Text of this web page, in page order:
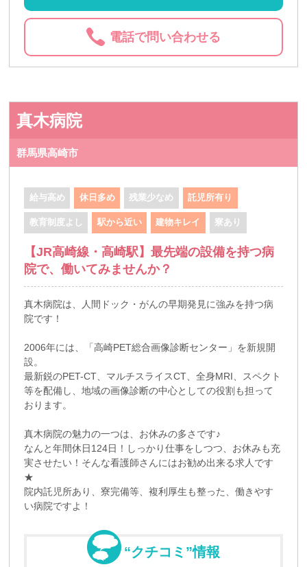
電話で問い合わせる
真木病院
群馬県高崎市
給与高め 休日多め 残業少なめ 託児所有り
教育制度よし 駅から近い 建物キレイ 寮あり
【JR高崎線・高崎駅】最先端の設備を持つ病
院で、働いてみませんか？
真木病院は、人間ドック・がんの早期発見に強みを持つ病
院です！
2006年には、「高崎PET総合画像診断センター」を新規開
設。
最新鋭のPET-CT、マルチスライスCT、全身MRI、スペクト
等を配備し、地域の画像診断の中心としての役割も担って
おります。
真木病院の魅力の一つは、お休みの多さです♪
なんと年間休日124日！しっかり仕事をしつつ、お休みも充
実させたい！そんな看護師さんにはお勧め出来る求人です
★
院内託児所あり、寮完備等、複利厚生も整った、働きやす
い病院ですよ！
“クチコミ”情報